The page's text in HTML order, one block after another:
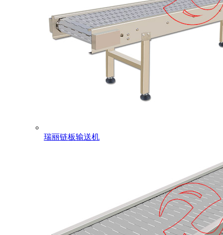
瑞丽链板输送机